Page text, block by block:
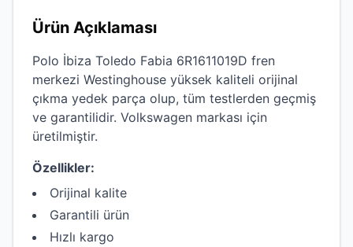
Ürün Açıklaması
Polo İbiza Toledo Fabia 6R1611019D fren
merkezi Westinghouse yüksek kaliteli orijinal
çıkma yedek parça olup, tüm testlerden geçmiş
ve garantilidir. Volkswagen markası için
üretilmiştir.
Özellikler:
Orijinal kalite
Garantili ürün
Hızlı kargo